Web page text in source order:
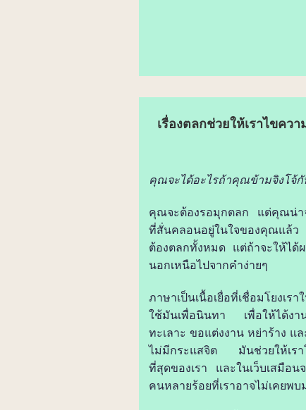
เรื่องตลกช่วยให้เราไขคว
คุณจะได้อะไรถ้าคุณข้ามจิงโจ้กั
คุณจะต้องรอมุกตลก แต่คุณน่า
ที่สั่นคลอนอยู่ในใจของคุณแล้
ต้องตลกทั้งหมด แต่ถ้าจะให้ได้
นอกเหนือไปจากคำง่ายๆ
ภาษาเป็นเนื้อเยื่อที่เชื่อมโยงเร
ใช้มันเพื่อนินทา เพื่อให้ได้งา
ทะเลาะ ขอแต่งงาน หย่าร้าง แ
ไม่มีกระแสจิต มันช่วยให้เรา
ที่สุดของเรา และในเว็บเสมือ
คนหลายร้อยที่เราอาจไม่เคยพ